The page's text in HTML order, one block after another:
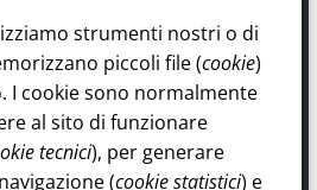
dati
Policy
Dichiaro di
letto ed
la Policy
trattamento
strumenti nostri o di
piccoli file (cookie)
I cookie sono normalmente
al sito di funzionare
tecnici), per generare
(cookie statistici) e